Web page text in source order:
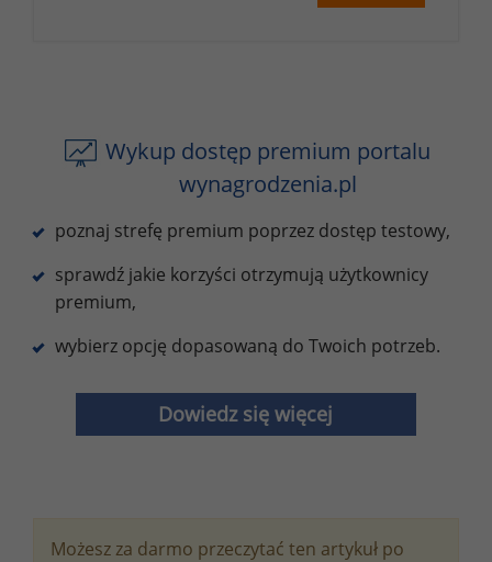
Wykup dostęp premium portalu
wynagrodzenia.pl
poznaj strefę premium poprzez dostęp testowy,
sprawdź jakie korzyści otrzymują użytkownicy
premium,
wybierz opcję dopasowaną do Twoich potrzeb.
Dowiedz się więcej
Możesz za darmo przeczytać ten artykuł po